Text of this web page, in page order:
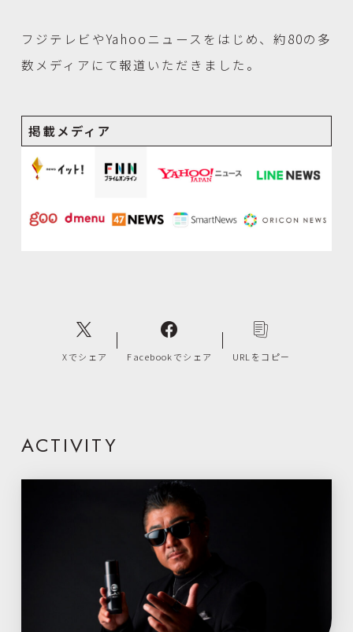
フジテレビやYahooニュースをはじめ、約80の多
数メディアにて報道いただきました。
掲載メディア
Xでシェア Facebookでシェア URLをコピー
ACTIVITY